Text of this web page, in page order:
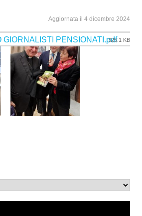
Aggiornata il 4 dicembre 2024
GIORNALISTI PENSIONATI.pdf325.1 KB